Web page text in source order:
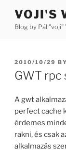
content
VOJI'S
Blog by Pál "voji"
POSTED
ON
2010/10/29 BY
GWT rpc
A gwt
perfect cache
érdemes
rakni, és csak
alkalmazás